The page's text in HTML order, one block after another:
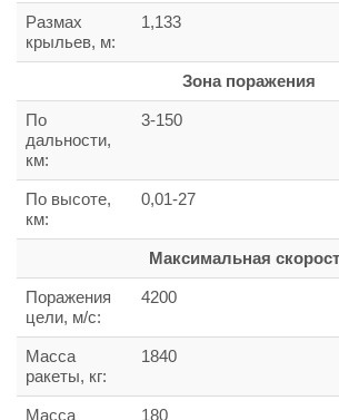
Размах
крыльев, м:
1,133
Зона поражения
По
дальности,
км:
3-150
По высоте,
км:
0,01-27
Максимальная
Поражения
цели, м/с:
4200
Масса
ракеты, кг:
1840
Масса
180